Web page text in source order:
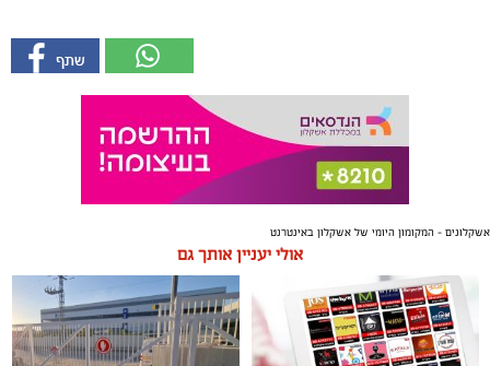
אשקלונים - המקומון היומי של אשקלון באינטרנט
אולי יעניין אותך גם